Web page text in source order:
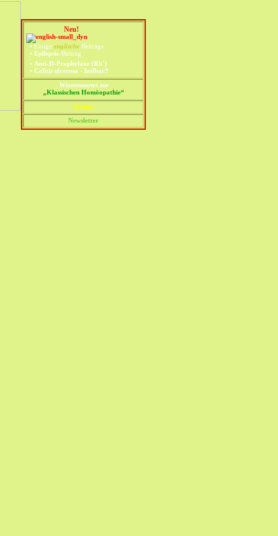
Neu!
• Einige englische Beiträge
• Epilepsie-Beitrag
• Anti-D-Prophylaxe (Rh-)
• Colitis ulcerosa - heilbar?
Wissenswertes zur
„Klassischen Homöopathie“
Suchen
Newsletter